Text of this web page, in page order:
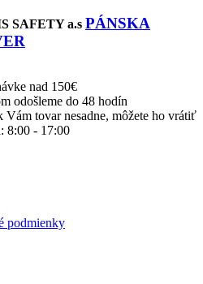
SAFETY a.s PÁNSKA
nad 150€
odošleme do 48 hodín
Vám tovar nesadne, môžete ho vrátiť
8:00 - 17:00
podmienky